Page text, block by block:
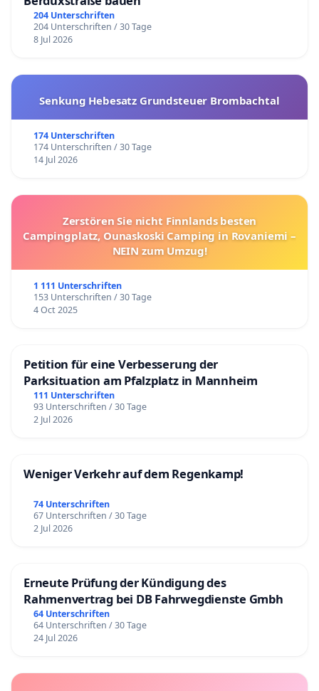
204 Unterschriften
204 Unterschriften / 30 Tage
8 Jul 2026
Senkung Hebesatz Grundsteuer Brombachtal
174 Unterschriften
174 Unterschriften / 30 Tage
14 Jul 2026
Zerstören Sie nicht Finnlands besten
Campingplatz, Ounaskoski Camping in Rovaniemi –
NEIN zum Umzug!
1 111 Unterschriften
153 Unterschriften / 30 Tage
4 Oct 2025
Petition für eine Verbesserung der
Parksituation am Pfalzplatz in Mannheim
111 Unterschriften
93 Unterschriften / 30 Tage
2 Jul 2026
Weniger Verkehr auf dem Regenkamp!
74 Unterschriften
67 Unterschriften / 30 Tage
2 Jul 2026
Erneute Prüfung der Kündigung des
Rahmenvertrag bei DB Fahrwegdienste Gmbh
64 Unterschriften
64 Unterschriften / 30 Tage
24 Jul 2026